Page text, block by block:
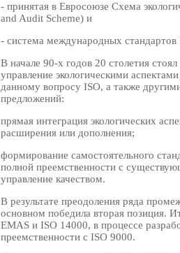
- принятая в Евросоюзе Схема
and Audit Scheme) и
- система международных стандартов
В начале 90-х годов 20 столетия
управление экологическими
данному вопросу ISO, а также
предложений:
прямая интеграция экологических
расширения или дополнения;
формирование самостоятельного
полной преемственности с
управление качеством.
В результате преодоления ряда
основном победила вторая позиция.
EMAS и ISO 14000, в процессе
преемственности с ISO 9000.